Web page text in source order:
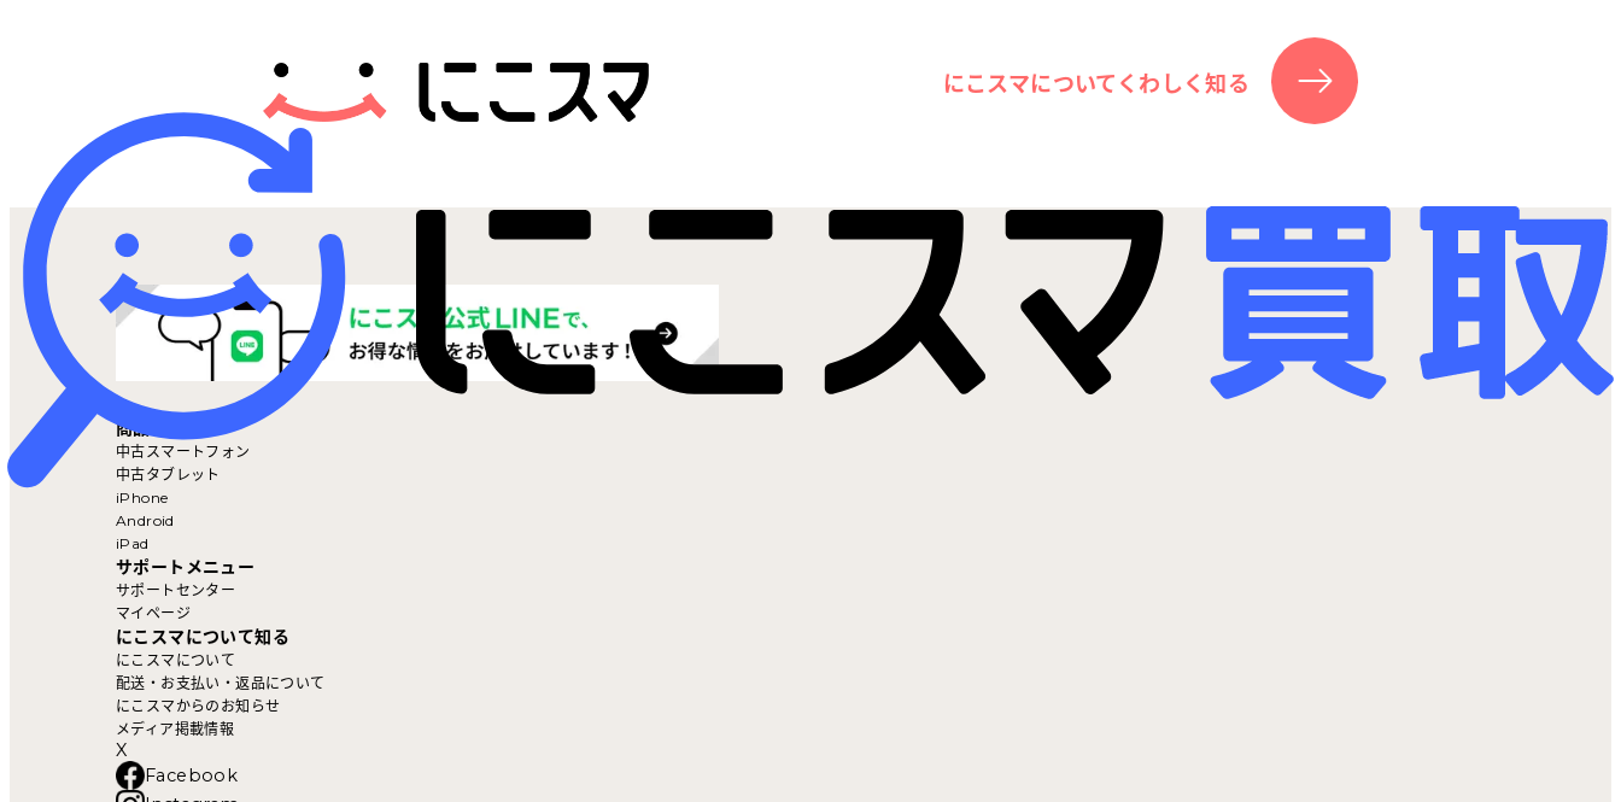
ニュース
にこスマ通信
マイページ
にこスマについてくわしく知る
商品を探す
中古スマートフォン
中古タブレット
iPhone
Android
iPad
サポートメニュー
サポートセンター
マイページ
にこスマについて知る
にこスマについて
配送・お支払い・返品について
にこスマからのお知らせ
メディア掲載情報
X
Facebook